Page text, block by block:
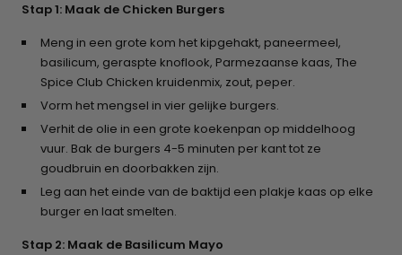
Stap 1: Maak de Chicken Burgers
Meng in een grote kom het kipgehakt, paneermeel,
basilicum, geraspte knoflook, Parmezaanse kaas, The
Spice Club Chicken kruidenmix, zout, peper.
Vorm het mengsel in vier gelijke burgers.
Verhit de olie in een grote koekenpan op middelhoog
vuur. Bak de burgers 4-5 minuten per kant tot ze
goudbruin en doorbakken zijn.
Leg aan het einde van de baktijd een plakje kaas op elke
burger en laat smelten.
Stap 2: Maak de Basilicum Mayo